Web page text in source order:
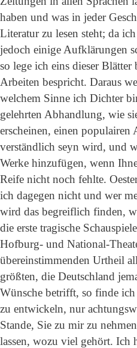
haben und was in jeder
Literatur zu lesen steht; da
jedoch einige Aufklärungen
so lege ich eins dieser Blätter
Arbeiten bespricht. Daraus
welchem Sinne ich Dichter
gelehrten Abhandlung, wie
erscheinen, einen
verständlich seyn wird, und
Werke hinzufügen, wenn
Reife nicht noch fehlte.
ich dagegen nicht und wer
wird das begreiflich finden,
die erste tragische
Hofburg- und National-
übereinstimmenden Urtheil
größten, die Deutschland
Wünsche betrifft, so finde
zu entwickeln, nur
Stande, Sie zu mir zu
lassen, wozu viel gehört. Ich